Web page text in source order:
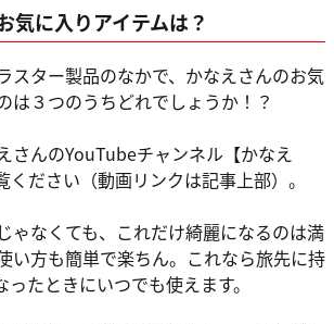
気に入りアイテムは？
スター製品のなかで、かなえさんのお気
は３つのうちどれでしょうか！？
さんのYouTubeチャンネル【かなえ
ください（動画リンクは記事上部）。
ゃなくても、これだけ綺麗になるのは満
い方も簡単で楽ちん。これなら旅先に持
ったときにいつでも使えます。